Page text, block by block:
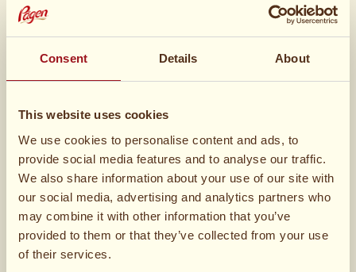
Consent Details About
This website uses cookies
We use cookies to personalise content and ads, to
provide social media features and to analyse our traffic.
We also share information about your use of our site with
our social media, advertising and analytics partners who
may combine it with other information that you’ve
provided to them or that they’ve collected from your use
of their services.
Chokoladefløde
100 gMælkechokolade
3 dlPiskefløde
Vaniljecreme
4 portionerMarsan-vaniljecreme af valgfrit mærke